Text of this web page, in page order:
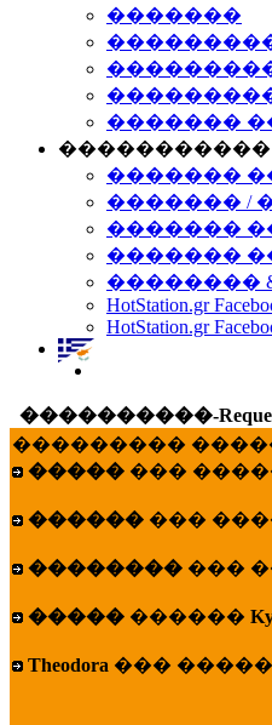
�������
�������
�����������
�������
������� /
�������
������� ���
��������
HotStation.gr
HotStation.gr
����������-
���������
����� ���
������ ���
�������� ���
����� ������
Theodora ���